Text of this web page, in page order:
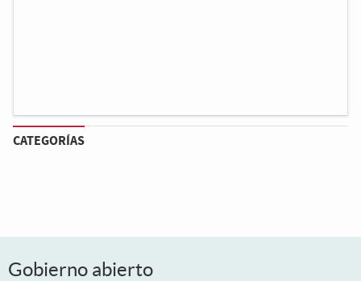
CATEGORÍAS
Gobierno abierto